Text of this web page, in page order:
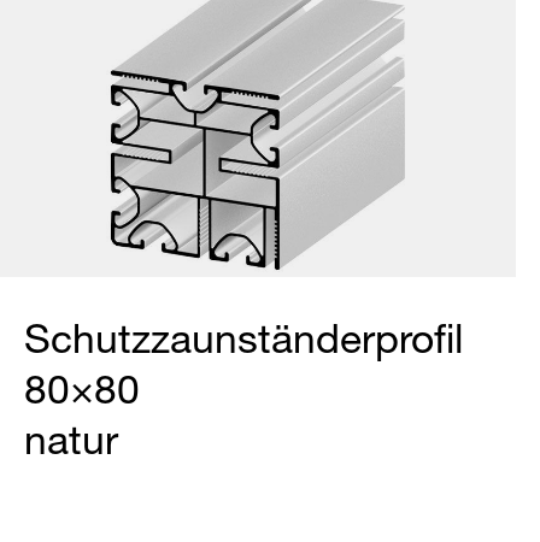
Schutzzaunständerprofil
80×80
natur